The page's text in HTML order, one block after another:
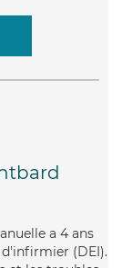
a 4 ans
(DEI).